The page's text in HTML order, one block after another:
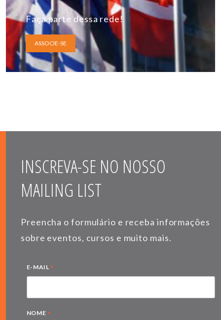
Faça parte dessa rede!
ASSOCIE-SE
INSCREVA-SE NO NOSSO
MAILING LIST
Preencha o formulário e receba informações
sobre eventos, cursos e muito mais.
E-MAIL *
NOME *